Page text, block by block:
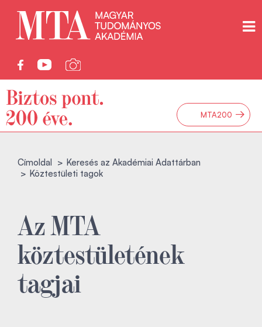
MTA200 →
Címoldal
Keresés az Akadémiai Adattárban
Köztestületi tagok
Az MTA
köztestületének
tagjai